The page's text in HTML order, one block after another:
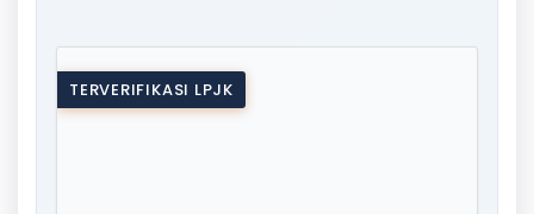
TERVERIFIKASI LPJK